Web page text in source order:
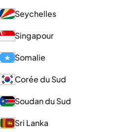
Seychelles
Singapour
Somalie
Corée du Sud
Soudan du Sud
Sri Lanka